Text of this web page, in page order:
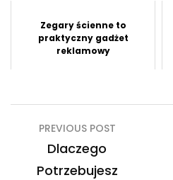
Zegary ścienne to
praktyczny gadżet
reklamowy
Nawigacja
wpisu
PREVIOUS POST
Dlaczego
Potrzebujesz